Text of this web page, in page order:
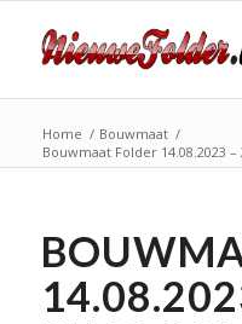
Home / Bouwmaat /
Bouwmaat Folder 14.08.2023 –